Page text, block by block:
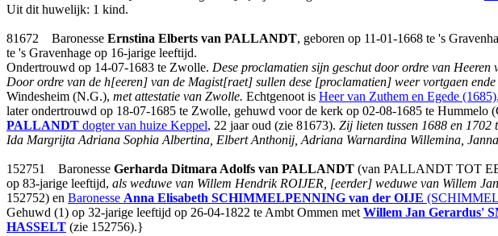
Uit dit huwelijk: 1 kind.
81672 Baronesse Ernstina Elberts van PALLANDT, geboren op 11-01-1668 te 's
te 's Gravenhage op 16-jarige leeftijd.
Ondertrouwd op 14-07-1683 te Zwolle. Dese proclamatien sijn geschut door ordre van
Door ordre van de h[eeren] van de Magist[raet] sullen dese [proclamatien] weer vortgaen
Windesheim (N.G.), met attestatie van Zwolle. Echtgenoot is Heer van Zuthem en Egede
later ondertrouwd op 18-07-1685 te Zwolle, gehuwd voor de kerk op 02-08-1685 te Hummelo
PALLANDT dogter van huize Keppel, 22 jaar oud (zie 81673). Zij lieten tussen 1688 en
Ida Margrijta Adriana Sophia Albertina, Elbert Anthonij, Adriana Warnardina Willemina,
152751 Baronesse Gerharda Ditmara Adolfs van PALLANDT (van PALLANDT TOT
op 83-jarige leeftijd, als weduwe van Willem Hendrik ROIJER, [eerder] weduwe van Willem
152752) en Baronesse Anna Elisabeth SCHIMMELPENNING van der OIJE
Gehuwd (1) op 32-jarige leeftijd op 26-04-1822 te Ambt Ommen met Willem Jan Gerardus'
HASSELT (zie 152756).}